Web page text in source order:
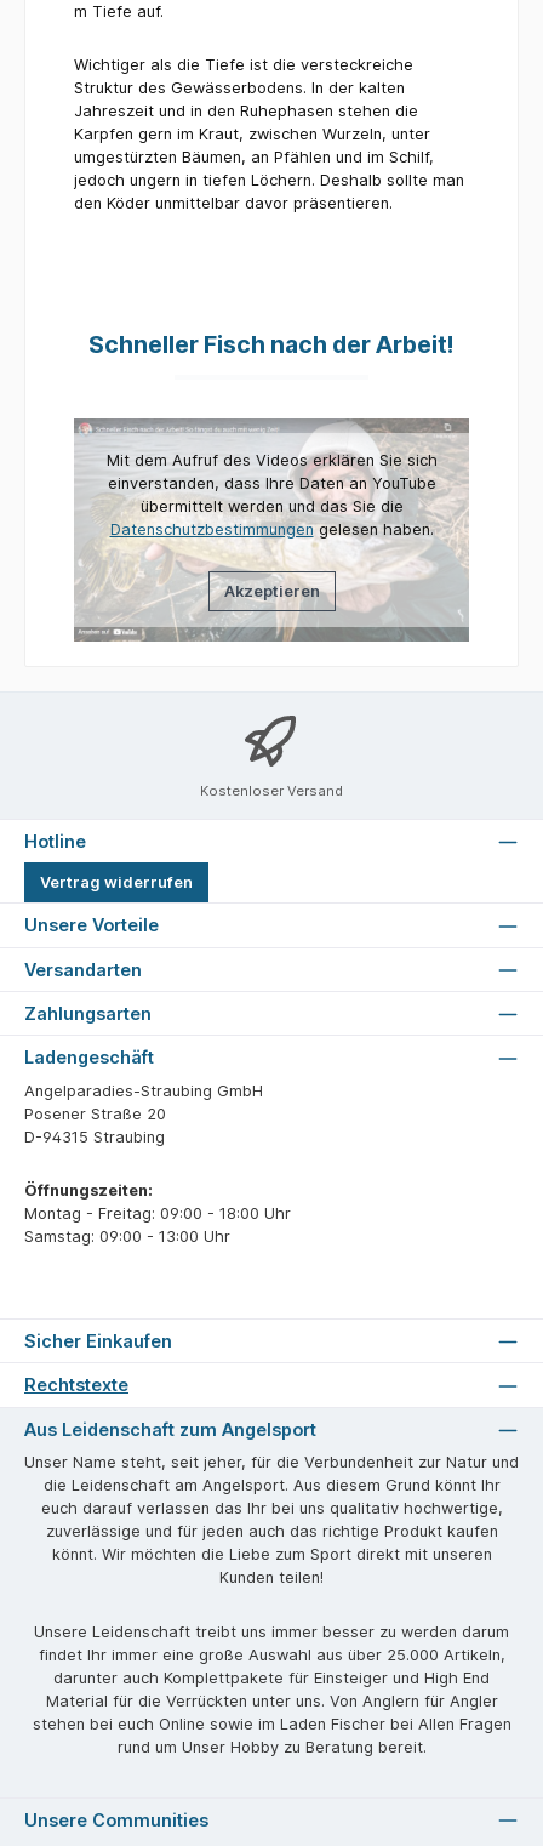
m Tiefe auf.
Wichtiger als die Tiefe ist die versteckreiche
Struktur des Gewässerbodens. In der kalten
Jahreszeit und in den Ruhephasen stehen die
Karpfen gern im Kraut, zwischen Wurzeln, unter
umgestürzten Bäumen, an Pfählen und im Schilf,
jedoch ungern in tiefen Löchern. Deshalb sollte man
den Köder unmittelbar davor präsentieren.
Schneller Fisch nach der Arbeit!
Mit dem Aufruf des Videos erklären Sie sich
einverstanden, dass Ihre Daten an YouTube
übermittelt werden und das Sie die
Datenschutzbestimmungengelesen haben.
Akzeptieren
Kostenloser Versand
Hotline
Vertrag widerrufen
Unsere Vorteile
Versandarten
Zahlungsarten
Ladengeschäft
Angelparadies-Straubing GmbH
Posener Straße 20
D-94315 Straubing
Öffnungszeiten:
Montag - Freitag: 09:00 - 18:00 Uhr
Samstag: 09:00 - 13:00 Uhr
Sicher Einkaufen
Rechtstexte
Aus Leidenschaft zum Angelsport
Unser Name steht, seit jeher, für die Verbundenheit zur Natur und
die Leidenschaft am Angelsport. Aus diesem Grund könnt Ihr
euch darauf verlassen das Ihr bei uns qualitativ hochwertige,
zuverlässige und für jeden auch das richtige Produkt kaufen
könnt. Wir möchten die Liebe zum Sport direkt mit unseren
Kunden teilen!
Unsere Leidenschaft treibt uns immer besser zu werden darum
findet Ihr immer eine große Auswahl aus über 25.000 Artikeln,
darunter auch Komplettpakete für Einsteiger und High End
Material für die Verrückten unter uns. Von Anglern für Angler
stehen bei euch Online sowie im Laden Fischer bei Allen Fragen
rund um Unser Hobby zu Beratung bereit.
Unsere Communities